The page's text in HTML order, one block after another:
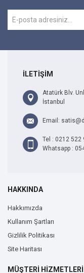
İLETİŞİM
Atatürk Blv.
İstanbul
Email:
Tel : 0212 522
Whatsapp :
HAKKINDA
Hakkımızda
Kullanım Şartları
Gizlilik Politikası
Site Haritası
MÜŞTERİ HİZMETLERİ